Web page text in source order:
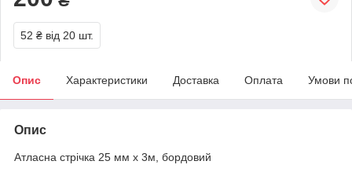
52 ₴ від 20 шт.
Опис Характеристики Доставка Оплата Умови
Опис
Атласна стрічка 25 мм х 3м, бордовий